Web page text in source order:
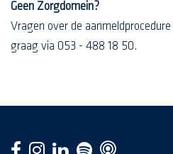
Geen Zorgdomein?
Vragen over de
graag via 053 - 488 18 50.